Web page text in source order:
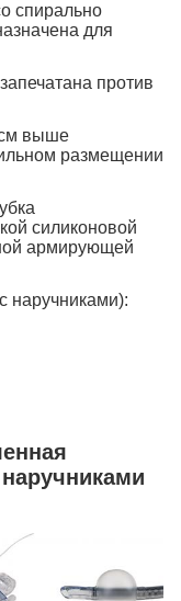
спирально
для
против
выше
размещении
силиконовой
армирующей
наручниками):